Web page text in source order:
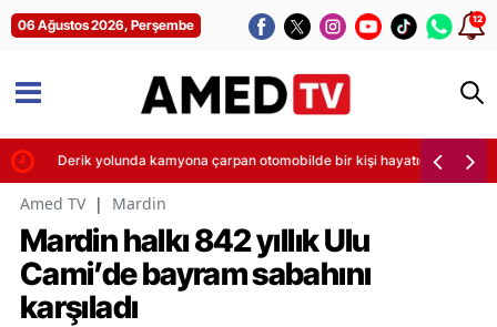
06 Ağustos 2026, Perşembe 12
Derik yolunda kamyona çarpan otomobilde bir kişi hayatını kaybetti
Amed TV | Mardin
Mardin halkı 842 yıllık Ulu
Cami’de bayram sabahını
karşıladı